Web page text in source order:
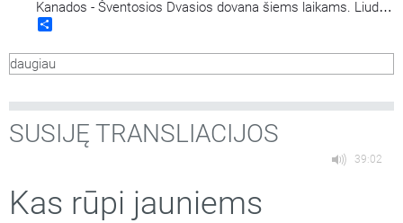
Kanados - Šventosios Dvasios dovana šiems laikams. Liudija
kun. Algirdas Toliatas su Ramintojos bažnyčios
daugiau
SUSIJĘ TRANSLIACIJOS
39:02
Kas rūpi jauniems